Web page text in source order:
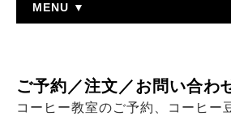
MENU ▼
ご予約／注文／お問い合わ
コーヒー教室のご予約、コーヒー